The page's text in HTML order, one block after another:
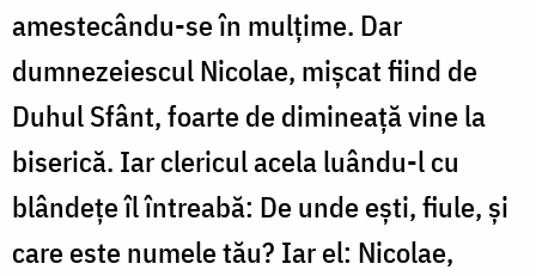
amestecându-se în mulțime. Dar
dumnezeiescul Nicolae, mișcat fiind de
Duhul Sfânt, foarte de dimineață vine la
biserică. Iar clericul acela luându-l cu
blândețe îl întreabă: De unde ești, fiule, și
care este numele tău? Iar el: Nicolae,